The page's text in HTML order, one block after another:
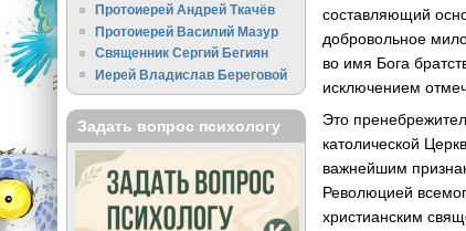
составляющий
добровольное
во имя Бога
исключением
Это
католической
важнейшим
Революцией
христианским
Протоиерей Андрей Ткачёв
Протоиерей Василий Мазур
Священник Сергий Бегиян
Иерей Владислав Береговой
Задать вопрос психологу